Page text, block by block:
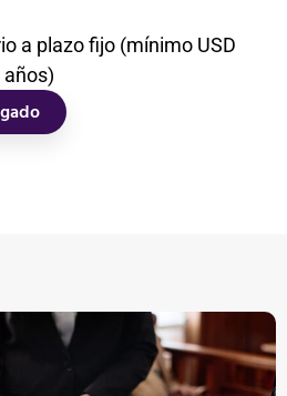
a plazo fijo (mínimo USD